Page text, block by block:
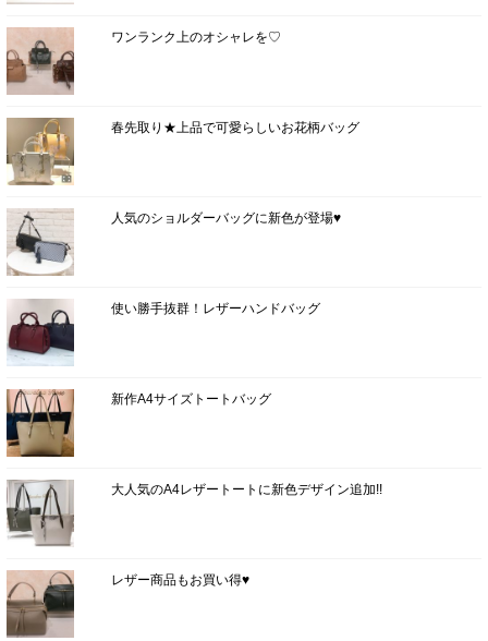
ワンランク上のオシャレを♡
春先取り★上品で可愛らしいお花柄バッグ
人気のショルダーバッグに新色が登場♥
使い勝手抜群！レザーハンドバッグ
新作A4サイズトートバッグ
大人気のA4レザートートに新色デザイン追加!!
レザー商品もお買い得♥